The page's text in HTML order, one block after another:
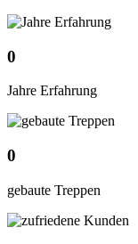
0
Jahre Erfahrung
0
gebaute Treppen